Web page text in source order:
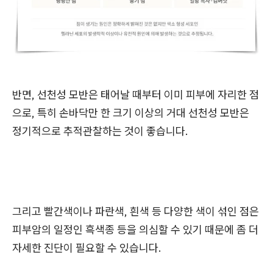
반면, 선천성 모반은 태어날 때부터 이미 피부에 자리한 점
으로, 특히 손바닥만 한 크기 이상의 거대 선천성 모반은
정기적으로 추적관찰하는 것이 좋습니다.
그리고 빨간색이나 파란색, 흰색 등 다양한 색이 섞인 점은
피부암의 일정인 흑색종 등을 의심할 수 있기 때문에 좀 더
자세한 진단이 필요할 수 있습니다.